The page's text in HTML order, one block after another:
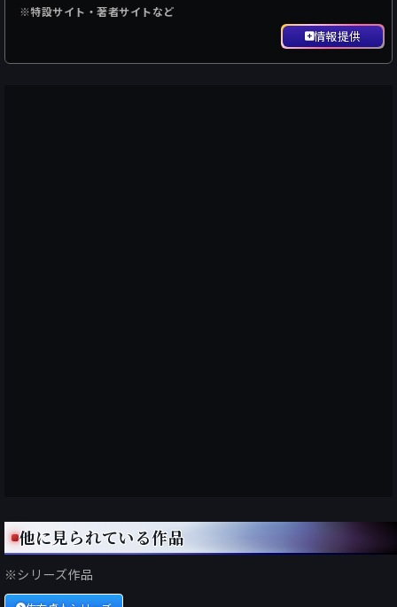
※特設サイト・著者サイトなど
情報提供
他に見られている作品
※シリーズ作品